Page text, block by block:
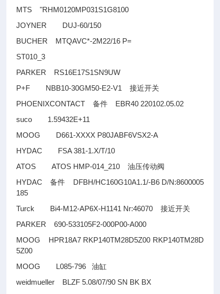
MTS "RHM0120MP031S1G8100
JOYNER DUJ-60/150
BUCHER MTQAVC*-2M22/16 P=
ST010_3
PARKER RS16E17S1SN9UW
P+F NBB10-30GM50-E2-V1接近开关
PHOENIXCONTACT备件 EBR40 220102.05.02
suco 1.59432E+11
MOOG D661-XXXX P80JABF6VSX2-A
HYDAC FSA 381-1.X/T/10
ATOS ATOS HMP-014_210油压传动阀
HYDAC备件 DFBH/HC160G10A1.1/-B6 D/N:8600005
185
Turck Bi4-M12-AP6X-H1141 Nr:46070接近开关
PARKER 690-533105F2-000P00-A000
MOOG HPR18A7 RKP140TM28D5Z00 RKP140TM28D
5Z00
MOOG L085-796油缸
weidmueller BLZF 5.08/07/90 SN BK BX